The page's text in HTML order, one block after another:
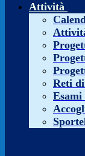
Attività
Reti
Esami